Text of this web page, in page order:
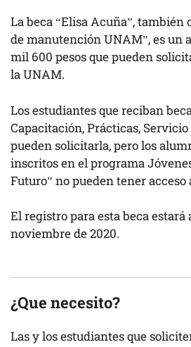
La beca “Elisa Acuña”, también
de manutención UNAM”, es un
mil 600 pesos que pueden
la UNAM.
Los estudiantes que reciban
Capacitación, Prácticas,
pueden solicitarla, pero los
inscritos en el programa
Futuro” no pueden tener acceso
El registro para esta beca estará
noviembre de 2020.
¿Que necesito?
Las y los estudiantes que